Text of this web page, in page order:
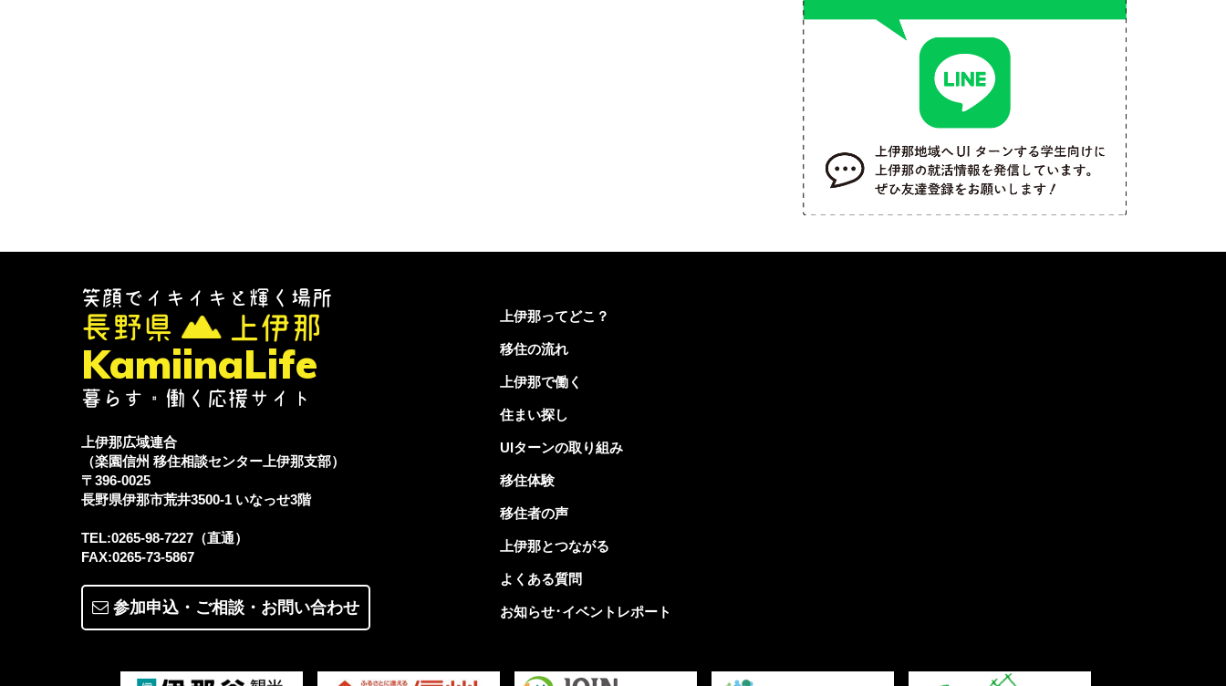
笑顔でイキイキと輝く場所
長野県 上伊那
KamiinaLife
暮らす・働く応援サイト
上伊那広域連合
（楽園信州 移住相談センター上伊那支部）
〒396-0025
長野県伊那市荒井3500-1 いなっせ3階
TEL:0265-98-7227（直通）
FAX:0265-73-5867
参加申込・ご相談・ お問い合わせ
上伊那ってどこ？
移住の流れ
上伊那で働く
住まい探し
UIターンの取り組み
移住体験
移住者の声
上伊那とつながる
よくある質問
お知らせ･イベントレポート